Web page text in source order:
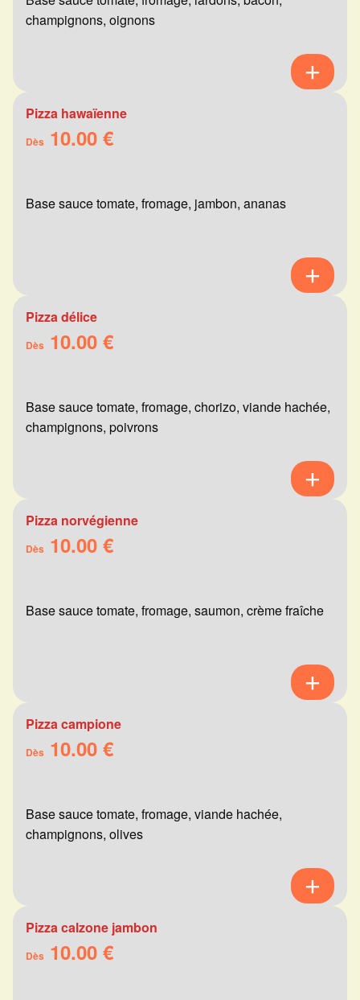
champignons, oignons
Pizza hawaïenne
Dès 10.00 €
Base sauce tomate, fromage, jambon, ananas
Pizza délice
Dès 10.00 €
Base sauce tomate, fromage, chorizo, viande hachée,
champignons, poivrons
Pizza norvégienne
Dès 10.00 €
Base sauce tomate, fromage, saumon, crème fraîche
Pizza campione
Dès 10.00 €
Base sauce tomate, fromage, viande hachée,
champignons, olives
Pizza calzone jambon
Dès 10.00 €